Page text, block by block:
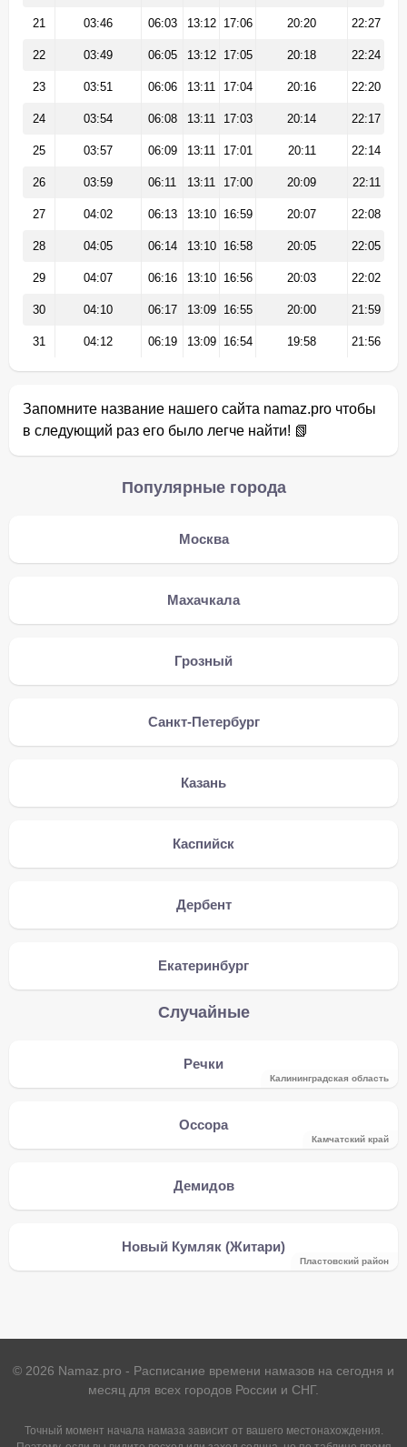
21 03:46 06:03 13:12 17:06 20:20 22:27
22 03:49 06:05 13:12 17:05 20:18 22:24
23 03:51 06:06 13:11 17:04 20:16 22:20
24 03:54 06:08 13:11 17:03 20:14 22:17
25 03:57 06:09 13:11 17:01 20:11 22:14
26 03:59 06:11 13:11 17:00 20:09 22:11
27 04:02 06:13 13:10 16:59 20:07 22:08
28 04:05 06:14 13:10 16:58 20:05 22:05
29 04:07 06:16 13:10 16:56 20:03 22:02
30 04:10 06:17 13:09 16:55 20:00 21:59
31 04:12 06:19 13:09 16:54 19:58 21:56
Запомните название нашего сайта namaz.pro чтобы
в следующий раз его было легче найти! 📗
Популярные города
Москва
Махачкала
Грозный
Санкт-Петербург
Казань
Каспийск
Дербент
Екатеринбург
Случайные
Речки
Калининградская область
Оссора
Камчатский край
Демидов
Новый Кумляк (Житари)
Пластовский район
© 2026 Namaz.pro - Расписание времени намазов на сегодня и
месяц для всех городов России и СНГ.
Точный момент начала намаза зависит от вашего местонахождения.